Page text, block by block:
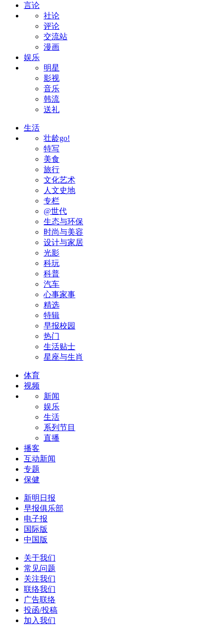
言论
社论
评论
交流站
漫画
娱乐
明星
影视
音乐
韩流
送礼
生活
壮龄go!
特写
美食
旅行
文化艺术
人文史地
专栏
@世代
生态与环保
时尚与美容
设计与家居
光影
科玩
科普
汽车
心事家事
精选
特辑
早报校园
热门
生活贴士
星座与生肖
体育
视频
新闻
娱乐
生活
系列节目
直播
播客
互动新闻
专题
保健
新明日报
早报俱乐部
电子报
国际版
中国版
关于我们
常见问题
关注我们
联络我们
广告联络
投函/投稿
加入我们